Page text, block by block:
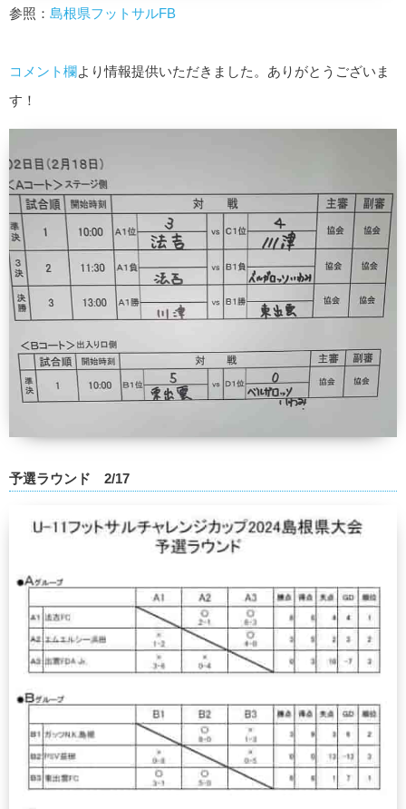
参照： 島根県フットサルFB
コメント欄より情報提供いただきました。ありがとうございま
す！
予選ラウンド 2/17